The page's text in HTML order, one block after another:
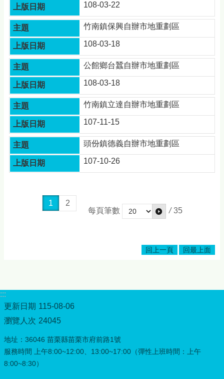
府
網
站
料
開
放
宣
告
108-03-22
竹南鎮保興自辦市地重劃區
108-03-18
公館鄉台蠶自辦市地重劃區
108-03-18
竹南鎮立達自辦市地重劃區
107-11-15
頭份鎮德義自辦市地重劃區
107-10-26
1
2
每頁筆數
/ 35
回上一頁 回最上面
:::
更新日期 115-08-06
瀏覽人次 24045
地址：36046 苗栗縣苗栗市府前路1號
服務時間 上午8:00~12:00、13:00~17:00（彈性上班時間：上午
8:00~8:30）